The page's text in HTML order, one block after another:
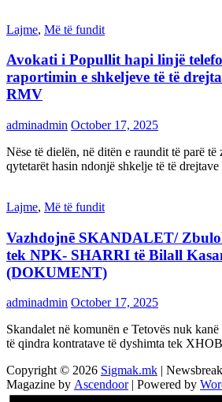
Lajme, Më të fundit
Avokati i Popullit hapi linjë
raportimin e shkeljeve të të
RMV
adminadmin October 17, 2025
Nëse të dielën, në ditën e raundit të parë
qytetarët hasin ndonjë shkelje të të
Lajme, Më të fundit
Vazhdojnē SKANDALET/
tek NPK- SHARRI të Bilall
(DOKUMENT)
adminadmin October 17, 2025
Skandalet në komunën e Tetovës nuk
të qindra kontratave të dyshimta tek
Copyright © 2026 Sigmak.mk | Newsbreak
Magazine by Ascendoor| Powered by